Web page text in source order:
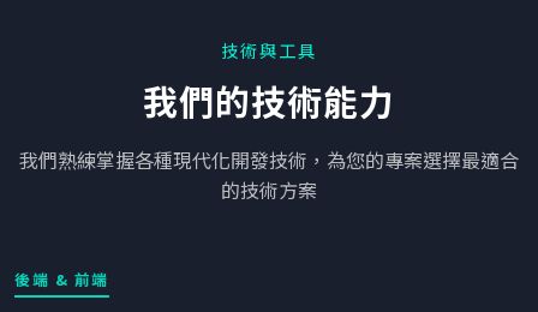
技術與工具
我們的技術能力
我們熟練掌握各種現代化開發技術，為您的專案選擇最適合
的技術方案
後端 & 前端